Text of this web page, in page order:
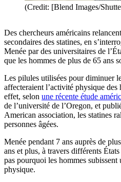
(Credit: [Blend Images/
Des chercheurs américains
secondaires des statines, en
Menée par des universitaires de
que les hommes de plus de 65 ans
Les pilules utilisées pour diminuer
affecteraient l’activité physique des
effet, selon une récente étude
de l’université de l’Oregon, et
American association, les statines
personnes âgées.
Menée pendant 7 ans auprès de
ans et plus, à travers différents
pas pourquoi les hommes
physique.